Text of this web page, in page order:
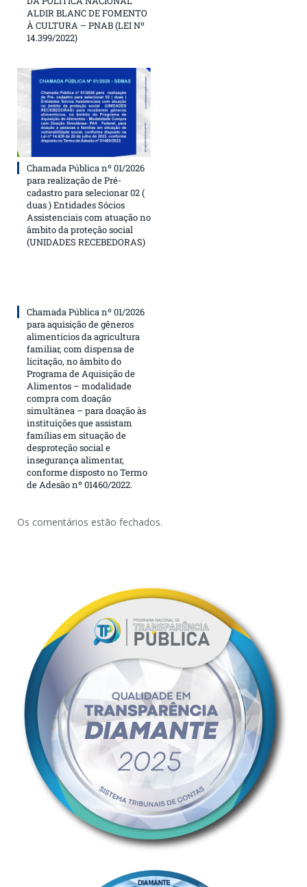
ALDIR BLANC DE FOMENTO
À CULTURA – PNAB (LEI Nº
14.399/2022)
Chamada Pública nº 01/2026
para realização de Pré-
cadastro para selecionar 02 (
duas ) Entidades Sócios
Assistenciais com atuação no
âmbito da proteção social
(UNIDADES RECEBEDORAS)
Chamada Pública nº 01/2026
para aquisição de gêneros
alimentícios da agricultura
familiar, com dispensa de
licitação, no âmbito do
Programa de Aquisição de
Alimentos – modalidade
compra com doação
simultânea – para doação às
instituições que assistam
famílias em situação de
desproteção social e
insegurança alimentar,
conforme disposto no Termo
de Adesão nº 01460/2022.
Os comentários estão fechados.